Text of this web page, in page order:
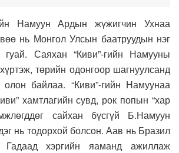
Намуун Ардын жүжигчин Ухнаа
нь Монгол Улсын баатруудын нэг
гуай. Саяхан “Киви”-гийн Намууны
төрийн одонгоор шагнуулсанд
байлаа. “Киви”-гийн Намуунаа
хамтлагийн сувд, рок попын “хар
сайхан бүсгүй Б.Намуун
нь тодорхой болсон. Аав нь Бразил
Гадаад хэргийн яаманд ажиллаж